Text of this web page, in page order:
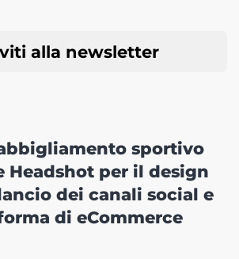
alla newsletter
sportivo
Headshot per il design
dei canali social e
di eCommerce